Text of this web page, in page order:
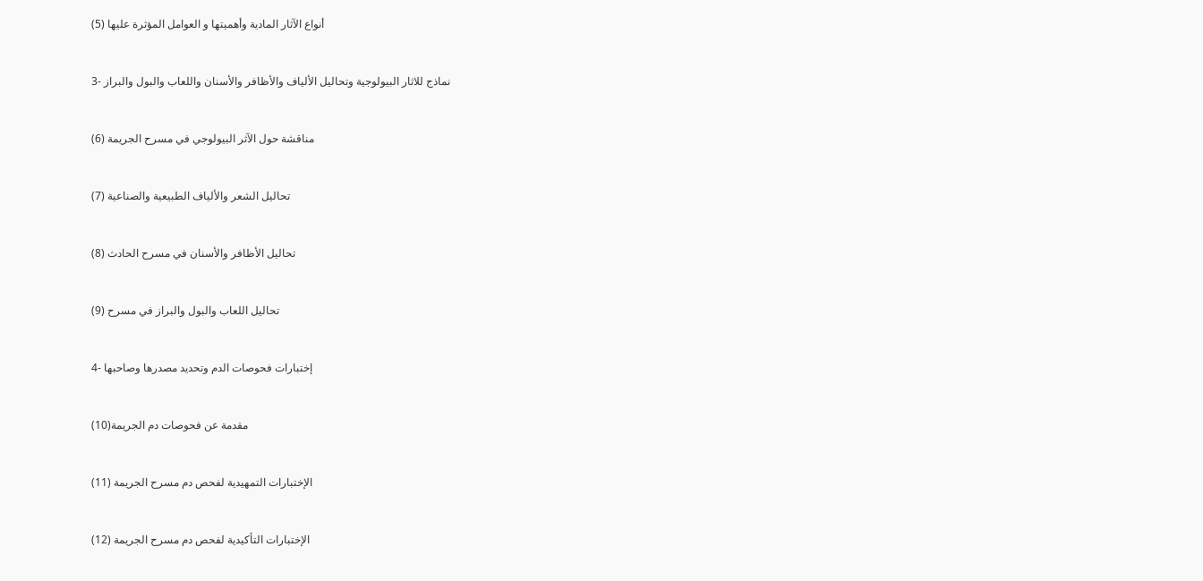
(5) أنواع الآثار المادية وأهميتها و العوامل المؤثرة عليها
3- نماذج للاثار البيولوجية وتحاليل الألياف والأظافر والأسنان واللعاب والبول والبراز
(6) مناقشة حول الآثر البيولوجي في مسرح الجريمة
(7) تحاليل الشعر والألياف الطبيعية والصناعية
(8) تحاليل الأظافر والأسنان في مسرح الحادث
(9) تحاليل اللعاب والبول والبراز في مسرح
4- إختبارات فحوصات الدم وتحديد مصدرها وصاحبها
(10)مقدمة عن فحوصات دم الجريمة
(11) الإختبارات التمهيدية لفحص دم مسرح الجريمة
(12) الإختبارات التأكيدية لفحص دم مسرح الجريمة